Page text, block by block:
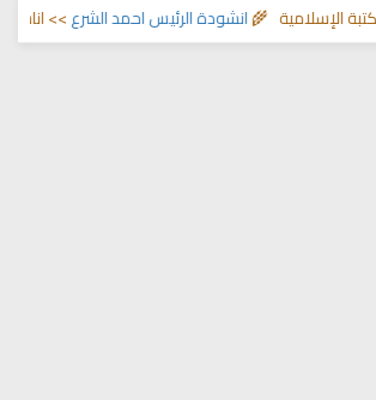
انشودة الرئيس احمد الشرع>> اناشيد 🌾